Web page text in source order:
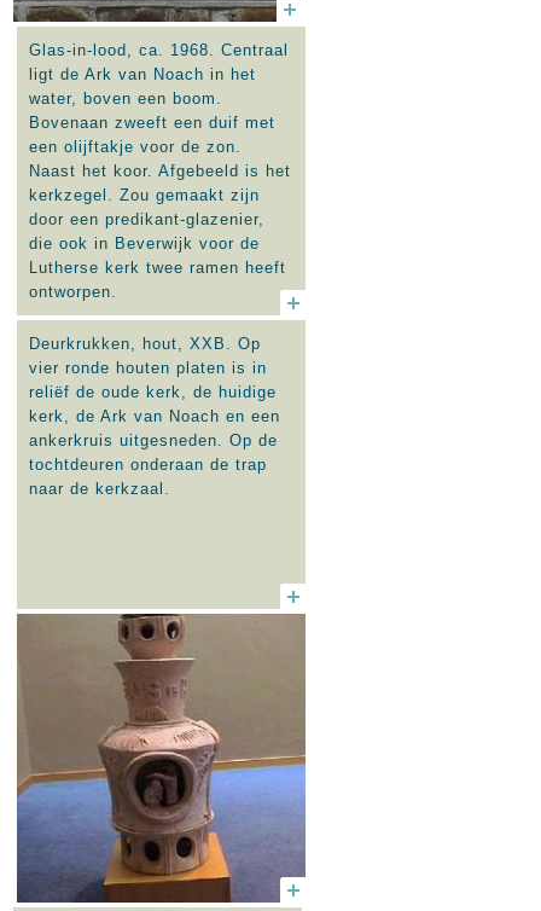
Glas-in-lood, ca. 1968. Centraal
ligt de Ark van Noach in het
water, boven een boom.
Bovenaan zweeft een duif met
een olijftakje voor de zon.
Naast het koor. Afgebeeld is het
kerkzegel. Zou gemaakt zijn
door een predikant-glazenier,
die ook in Beverwijk voor de
Lutherse kerk twee ramen heeft
ontworpen.
Zie ook:Glasmalerei
Deurkrukken, hout, XXB. Op
vier ronde houten platen is in
reliëf de oude kerk, de huidige
kerk, de Ark van Noach en een
ankerkruis uitgesneden. Op de
tochtdeuren onderaan de trap
naar de kerkzaal.